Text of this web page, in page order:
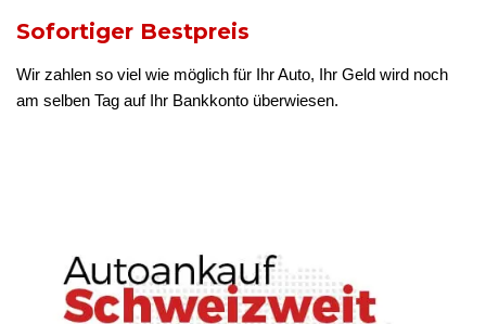
Sofortiger Bestpreis
Wir zahlen so viel wie möglich für Ihr Auto, Ihr Geld wird noch
am selben Tag auf Ihr Bankkonto überwiesen.